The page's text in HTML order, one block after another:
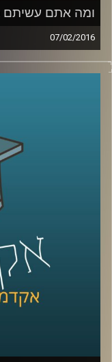
ומה אתם עשיתם
07/02/2016
פרופסור אורי
ישראל: משאב
התחבורה
התחילו לפעול
שמסוגל לשרוד